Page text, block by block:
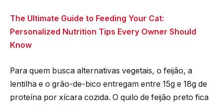
The Ultimate Guide to Feeding Your Cat:
Personalized Nutrition Tips Every Owner Should
Know
Para quem busca alternativas vegetais, o feijão, a
lentilha e o grão-de-bico entregam entre 15g e 18g de
proteína por xícara cozida. O quilo de feijão preto fica